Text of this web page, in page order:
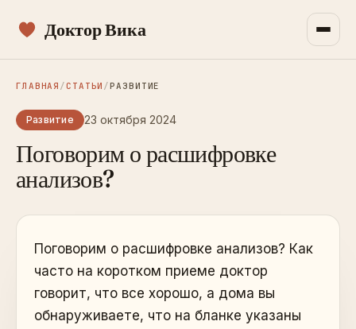
Доктор Вика
ГЛАВНАЯ /СТАТЬИ /РАЗВИТИЕ
Развитие 23 октября 2024
Поговорим о расшифровке
анализов?
Поговорим о расшифровке анализов? Как
часто на коротком приеме доктор
говорит, что все хорошо, а дома вы
обнаруживаете, что на бланке указаны